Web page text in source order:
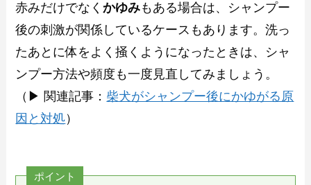
赤みだけでなくかゆみもある場合は、シャンプー
後の刺激が関係しているケースもあります。洗っ
たあとに体をよく掻くようになったときは、シャ
ンプー方法や頻度も一度見直してみましょう。
（▶ 関連記事： 柴犬がシャンプー後にかゆがる原
因と対処）
ポイント